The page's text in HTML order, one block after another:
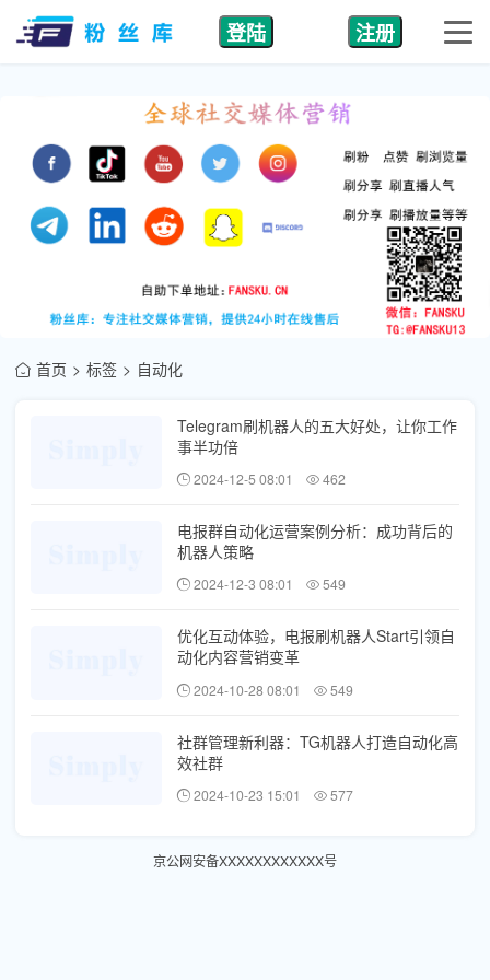
登陆 注册
首页 标签 自动化
Telegram刷机器人的五大好处，让你工作
事半功倍
2024-12-5 08:01 462
电报群自动化运营案例分析：成功背后的
机器人策略
2024-12-3 08:01 549
优化互动体验，电报刷机器人Start引领自
动化内容营销变革
2024-10-28 08:01 549
社群管理新利器：TG机器人打造自动化高
效社群
2024-10-23 15:01 577
京公网安备XXXXXXXXXXXX号